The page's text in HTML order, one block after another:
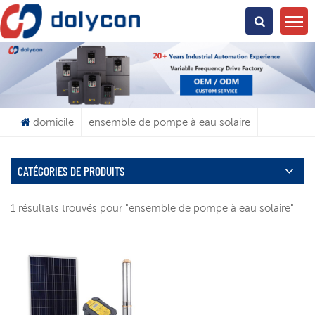
Que Cherchez-Vous?
domicile ensemble de pompe à eau solaire
CATÉGORIES DE PRODUITS
1 résultats trouvés pour "ensemble de pompe à eau solaire"